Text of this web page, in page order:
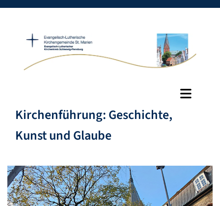
Kirchenführung: Geschichte,
Kunst und Glaube